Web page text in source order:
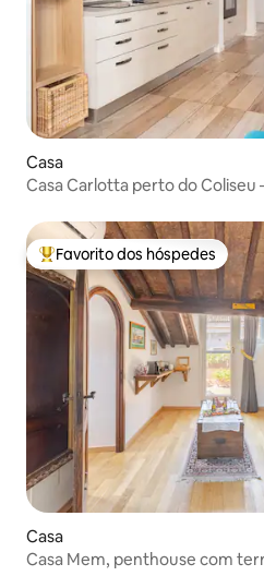
Casa
Casa Carlotta perto do Coliseu
Favoritos dos hóspedes mais
Favorito dos hóspedes
Casa
Casa Mem, penthouse com